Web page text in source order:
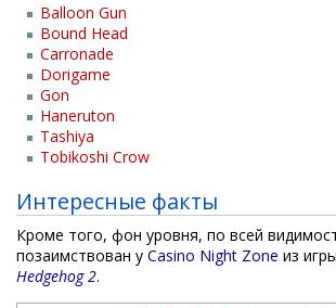
Balloon Gun
Bound Head
Carronade
Dorigame
Gon
Haneruton
Tashiya
Tobikoshi Crow
Интересные факты
Кроме того, фон уровня, по всей
позаимствован у Casino Night Zone из игры
Hedgehog 2.